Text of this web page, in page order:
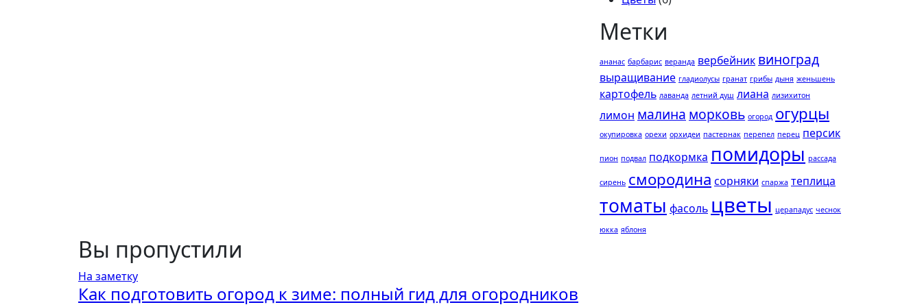
Метки
ананас барбарис веранда вербейник виноград
выращивание гладиолусы гранат грибы дыня женьшень
картофель лаванда летний душ лиана лизихитон
лимон малина морковь огород огурцы
окупировка орехи орхидеи пастернак перепел перец персик
пион подвал подкормка помидоры рассада
сирень смородина сорняки спаржа теплица
томаты фасоль цветы церападус чеснок
юкка яблоня
Вы пропустили
На заметку
Как подготовить огород к зиме: полный гид для огородников